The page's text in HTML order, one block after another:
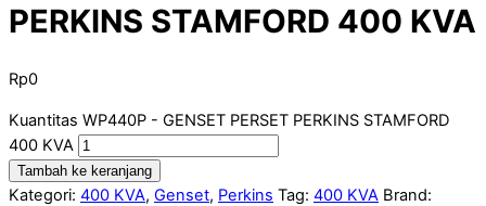
PERKINS STAMFORD 400 KVA
Rp0
Kuantitas WP440P - GENSET PERSET PERKINS STAMFORD
400 KVA
Tambah ke keranjang
Kategori: 400 KVA, Genset, Perkins Tag: 400 KVA Brand: